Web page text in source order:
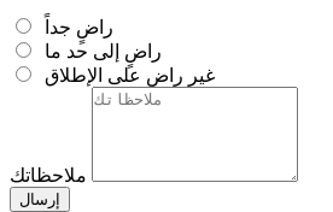
راضٍ جداً
راضٍ إلى حد ما
غير راضٍ على الإطلاق
ملاحظاتك